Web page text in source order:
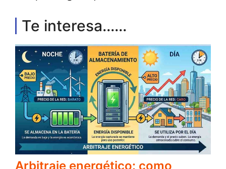
Te interesa......
Arbitraje energético: como